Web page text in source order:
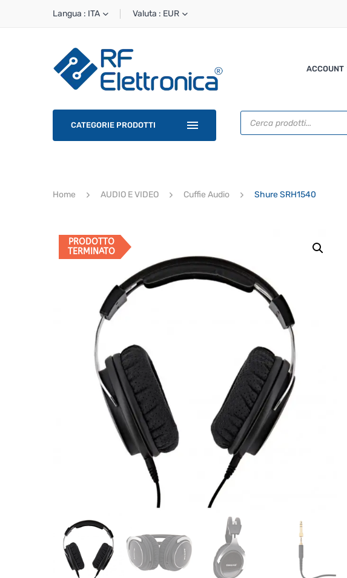
Langua : ITA Valuta : EUR
ACCOUNT
CATEGORIE PRODOTTI
Ricerca
prodotti
Home AUDIO E VIDEO Cuffie Audio Shure SRH1540
PRODOTTO
TERMINATO